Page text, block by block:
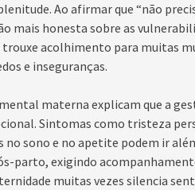
Ao afirmar que “não
mais honesta sobre as
acolhimento para muitas
e inseguranças.
materna explicam que a
Sintomas como tristeza
no sono e no apetite podem ir
parto, exigindo
muitas vezes silencia